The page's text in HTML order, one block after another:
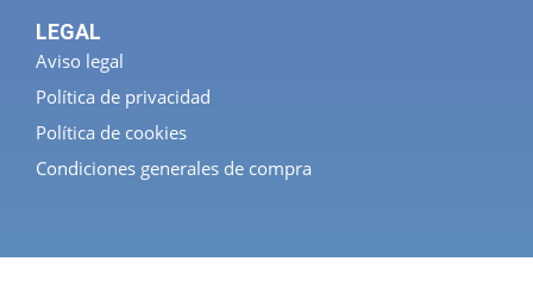
LEGAL
Aviso legal
Política de privacidad
Política de cookies
Condiciones generales de compra